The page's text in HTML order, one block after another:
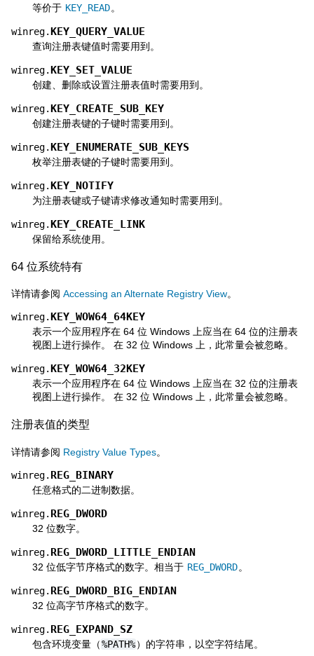
等价于 KEY_READ。
winreg.KEY_QUERY_VALUE
查询注册表键值时需要用到。
winreg.KEY_SET_VALUE
创建、删除或设置注册表值时需要用到。
winreg.KEY_CREATE_SUB_KEY
创建注册表键的子键时需要用到。
winreg.KEY_ENUMERATE_SUB_KEYS
枚举注册表键的子键时需要用到。
winreg.KEY_NOTIFY
为注册表键或子键请求修改通知时需要用到。
winreg.KEY_CREATE_LINK
保留给系统使用。
64 位系统特有
详情请参阅 Accessing an Alternate Registry View。
winreg. KEY_WOW64_64KEY
表示一个应用程序在 64 位 Windows 上应当在 64 位的注册表
视图上进行操作。 在 32 位 Windows 上，此常量会被忽略。
winreg. KEY_WOW64_32KEY
表示一个应用程序在 64 位 Windows 上应当在 32 位的注册表
视图上进行操作。 在 32 位 Windows 上，此常量会被忽略。
注册表值的类型
详情请参阅 Registry Value Types。
winreg. REG_BINARY
任意格式的二进制数据。
winreg. REG_DWORD
32 位数字。
winreg. REG_DWORD_LITTLE_ENDIAN
32 位低字节序格式的数字。相当于 REG_DWORD。
winreg. REG_DWORD_BIG_ENDIAN
32 位高字节序格式的数字。
winreg. REG_EXPAND_SZ
包含环境变量（%PATH%）的字符串，以空字符结尾。